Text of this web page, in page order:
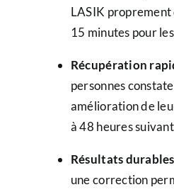
LASIK
15 minutes pour
Récupération
personnes
amélioration de
à 48 heures
Résultats
une correction